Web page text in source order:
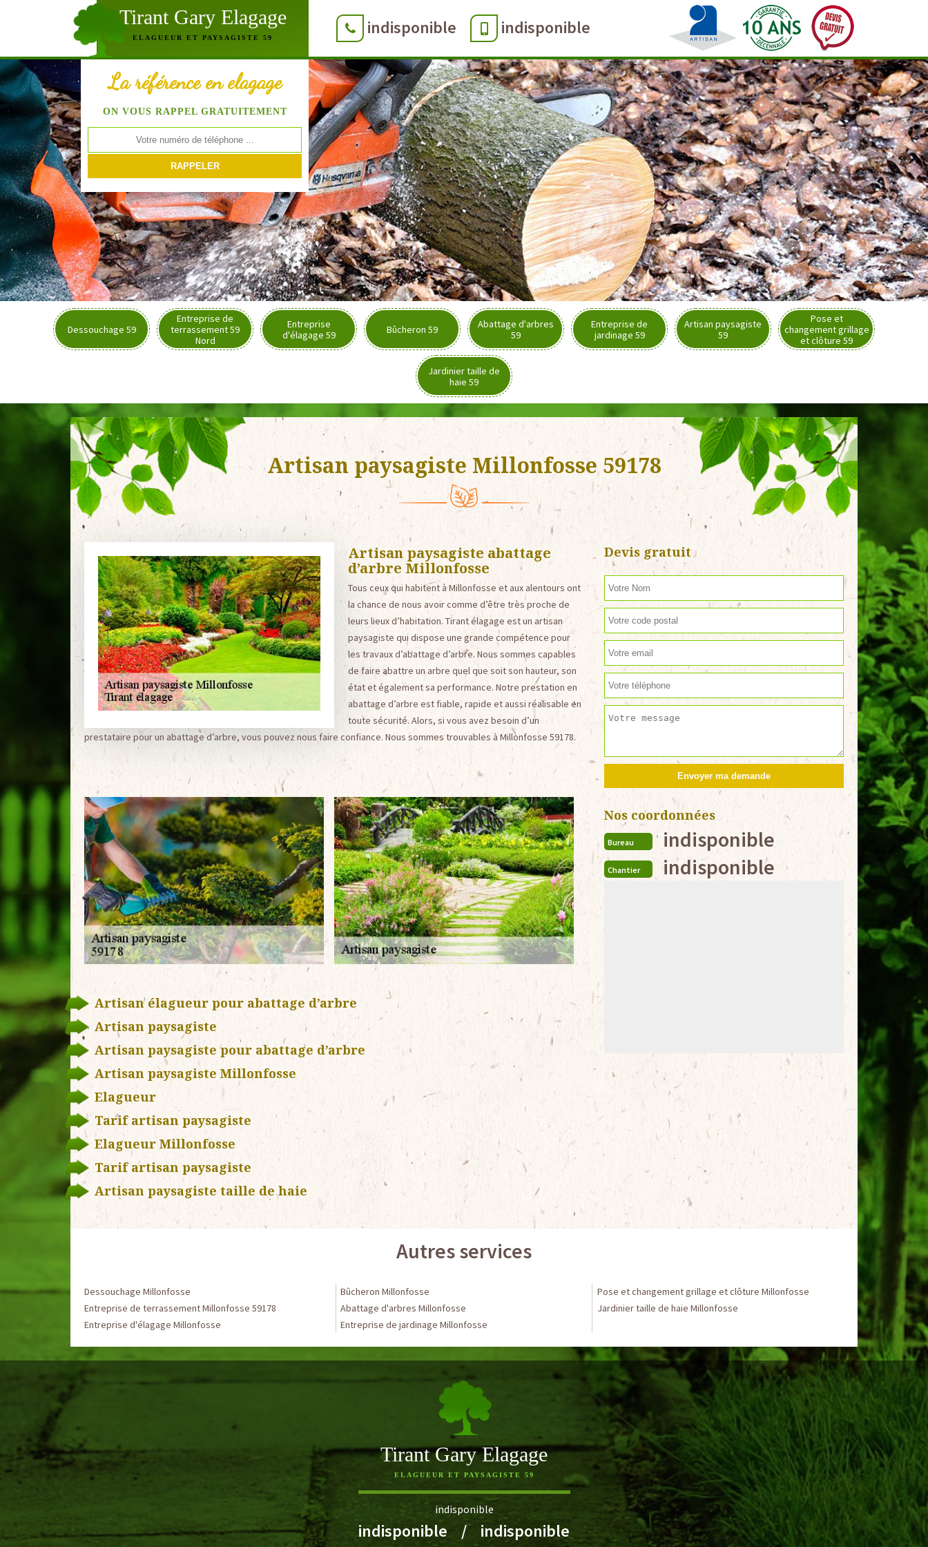
Tirant Gary Elagage
ELAGUEUR ET PAYSAGISTE 59 indisponible indisponible
La référence en elagage
ON VOUS RAPPEL GRATUITEMENT
Dessouchage 59
Entreprise de
terrassement 59
Nord
Entreprise
d'élagage 59
Bûcheron 59
Abattage d'arbres
59
Entreprise de
jardinage 59
Artisan paysagiste
59
Pose et
changement grillage
et clôture 59
Jardinier taille de
haie 59
Artisan paysagiste Millonfosse 59178
Artisan paysagiste abattage
d’arbre Millonfosse
Tous ceux qui habitent à Millonfosse et aux alentours ont
la chance de nous avoir comme d’être très proche de
leurs lieux d’habitation. Tirant élagage est un artisan
paysagiste qui dispose une grande compétence pour
les travaux d’abattage d’arbre. Nous sommes capables
de faire abattre un arbre quel que soit son hauteur, son
état et également sa performance. Notre prestation en
abattage d’arbre est fiable, rapide et aussi réalisable en
toute sécurité. Alors, si vous avez besoin d’un
prestataire pour un abattage d’arbre, vous pouvez nous faire confiance. Nous sommes trouvables à Millonfosse 59178.
Artisan élagueur pour abattage d’arbre
Artisan paysagiste
Artisan paysagiste pour abattage d’arbre
Artisan paysagiste Millonfosse
Elagueur
Tarif artisan paysagiste
Elagueur Millonfosse
Tarif artisan paysagiste
Artisan paysagiste taille de haie
Devis gratuit
Nos coordonnées
Bureau indisponible
Chantier indisponible
Autres services
Dessouchage Millonfosse
Entreprise de terrassement Millonfosse 59178
Entreprise d'élagage Millonfosse
Bûcheron Millonfosse
Abattage d'arbres Millonfosse
Entreprise de jardinage Millonfosse
Pose et changement grillage et clôture Millonfosse
Jardinier taille de haie Millonfosse
Tirant Gary Elagage
ELAGUEUR ET PAYSAGISTE 59
indisponible
indisponible / indisponible